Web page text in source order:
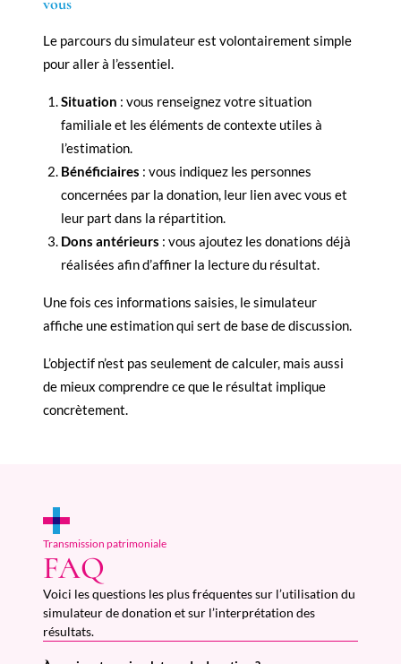
Le parcours du simulateur est volontairement simple
pour aller à l’essentiel.
Situation : vous renseignez votre situation
familiale et les éléments de contexte utiles à
l’estimation.
Bénéficiaires : vous indiquez les personnes
concernées par la donation, leur lien avec vous et
leur part dans la répartition.
Dons antérieurs : vous ajoutez les donations déjà
réalisées afin d’affiner la lecture du résultat.
Une fois ces informations saisies, le simulateur
affiche une estimation qui sert de base de discussion.
L’objectif n’est pas seulement de calculer, mais aussi
de mieux comprendre ce que le résultat implique
concrètement.
Transmission patrimoniale
FAQ
Voici les questions les plus fréquentes sur l’utilisation du
simulateur de donation et sur l’interprétation des
résultats.